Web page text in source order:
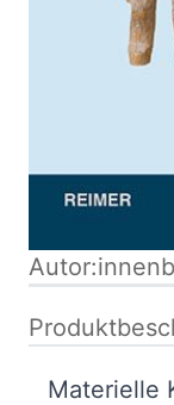
Buch
Materielle